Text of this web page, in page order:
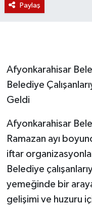
Paylaş
Afyonkarahisar
Belediye
Geldi
Afyonkarahisar
Ramazan ayı
iftar
Belediye
yemeğinde bir
gelişimi ve huzuru